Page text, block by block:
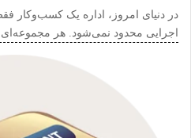
در دنیای امروز، اداره یک کسب‌وکار
اجرایی محدود نمی‌شود. هر